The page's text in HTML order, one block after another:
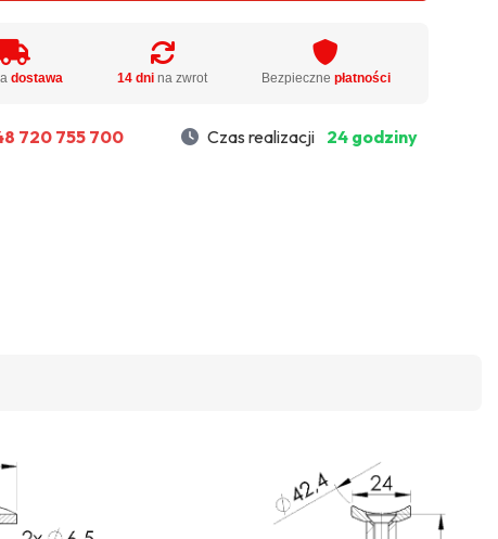
dostawa 14 dni na zwrot Bezpieczne płatności
720 755 700 Czas realizacji 24 godziny